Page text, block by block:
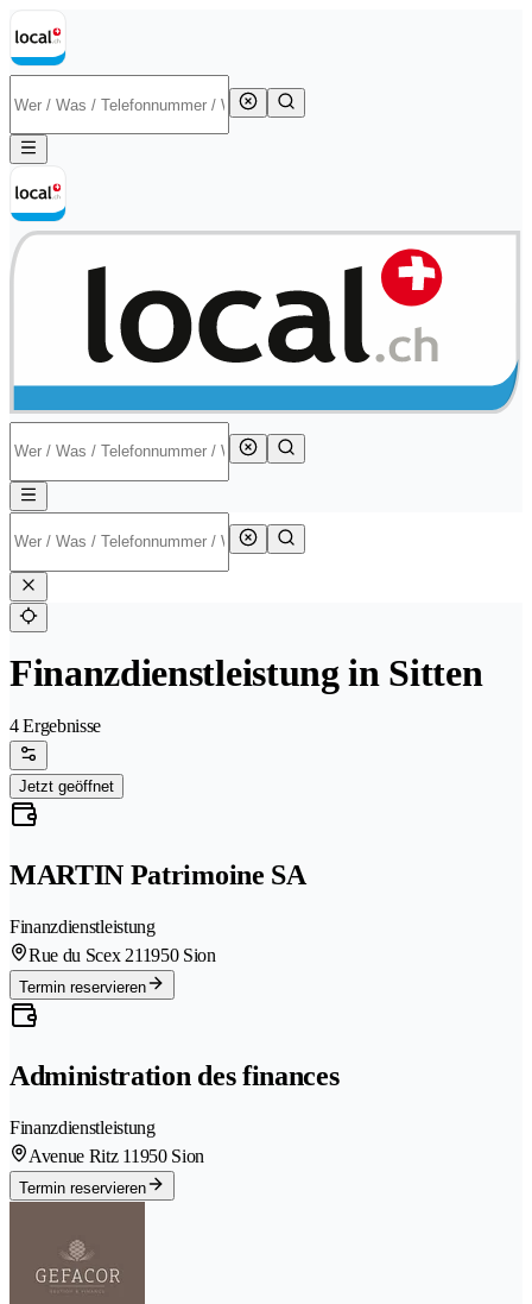
Finanzdienstleistung in Sitten
4 Ergebnisse
Jetzt geöffnet
MARTIN Patrimoine SA
Finanzdienstleistung
Rue du Scex 211950 Sion
Termin reservieren
Administration des finances
Finanzdienstleistung
Avenue Ritz 11950 Sion
Termin reservieren